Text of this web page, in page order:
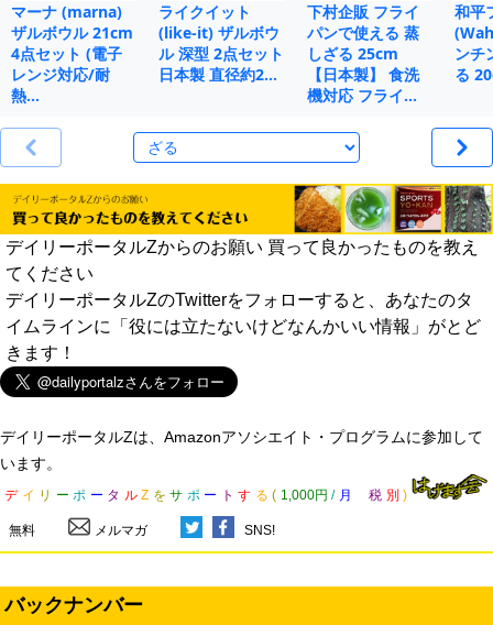
マーナ (marna)
ザルボウル 21cm
4点セット (電子
レンジ対応/耐
熱…
ライクイット
(like-it) ザルボウ
ル 深型 2点セット
日本製 直径約2…
下村企販 フライ
パンで使える 蒸
しざる 25cm
【日本製】 食洗
機対応 フライ…
和平
ンチ
る
デイリーポータルZからのお願い 買って良かったものを教え
てください
デイリーポータルZのTwitterをフォローすると、あなたのタ
イムラインに「役には立たないけどなんかいい情報」がとど
きます！
デイリーポータルZは、Amazonアソシエイト・プログラムに参加して
います。
デ イ リ ー ポ ー タ ル Z を サ ポ ー ト す る ( 1,000円 / 月 税 別 )
無料 メルマガ SNS!
バックナンバー